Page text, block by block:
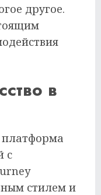
другое.
в
платформа
с
стилем и